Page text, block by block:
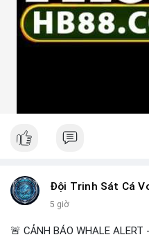
Đội Trinh Sát Cá
5 giờ
🚨 CẢNH BÁO WHALE ALERT